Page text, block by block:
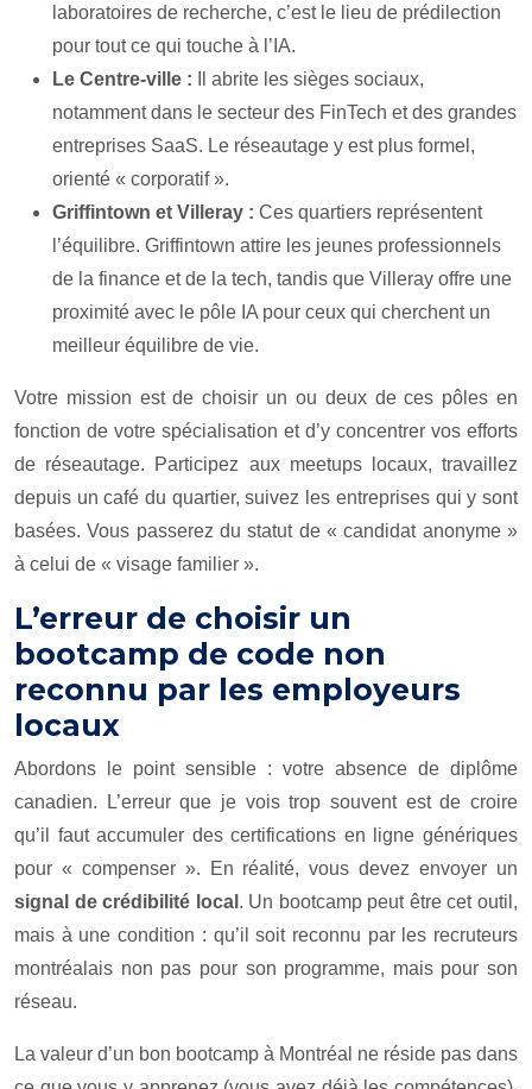
laboratoires de recherche, c’est le lieu de prédilection
pour tout ce qui touche à l’IA.
Le Centre-ville : Il abrite les sièges sociaux,
notamment dans le secteur des FinTech et des grandes
entreprises SaaS. Le réseautage y est plus formel,
orienté « corporatif ».
Griffintown et Villeray : Ces quartiers représentent
l’équilibre. Griffintown attire les jeunes professionnels
de la finance et de la tech, tandis que Villeray offre une
proximité avec le pôle IA pour ceux qui cherchent un
meilleur équilibre de vie.
Votre mission est de choisir un ou deux de ces pôles en
fonction de votre spécialisation et d’y concentrer vos efforts
de réseautage. Participez aux meetups locaux, travaillez
depuis un café du quartier, suivez les entreprises qui y sont
basées. Vous passerez du statut de « candidat anonyme »
à celui de « visage familier ».
L’erreur de choisir un
bootcamp de code non
reconnu par les employeurs
locaux
Abordons le point sensible : votre absence de diplôme
canadien. L’erreur que je vois trop souvent est de croire
qu’il faut accumuler des certifications en ligne génériques
pour « compenser ». En réalité, vous devez envoyer un
signal de crédibilité local . Un bootcamp peut être cet outil,
mais à une condition : qu’il soit reconnu par les recruteurs
montréalais non pas pour son programme, mais pour son
réseau.
La valeur d’un bon bootcamp à Montréal ne réside pas dans